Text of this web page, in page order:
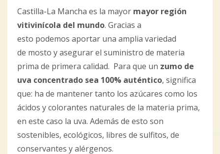
Castilla-La Mancha es la mayor mayor región
vitivinícola del mundo. Gracias a
esto podemos aportar una amplia variedad
de mosto y asegurar el suministro de materia
prima de primera calidad. Para que un zumo de
uva concentrado sea 100% auténtico, significa
que: ha de mantener tanto los azúcares como los
ácidos y colorantes naturales de la materia prima,
en este caso la uva. Además de esto son
sostenibles, ecológicos, libres de sulfitos, de
conservantes y alérgenos.